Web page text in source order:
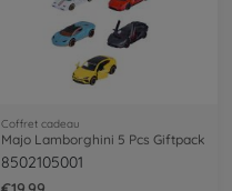
Coffret cadeau
Majo Lamborghini 5 Pcs Giftpack
8502105001